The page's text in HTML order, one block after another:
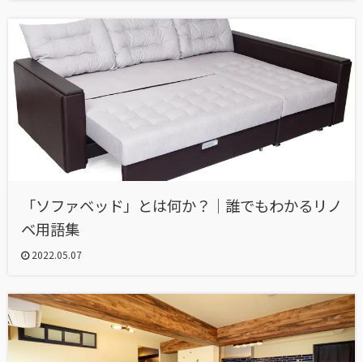
「ソファベッド」とは何か？｜誰でもわかるリノ
ベ用語集
2022.05.07